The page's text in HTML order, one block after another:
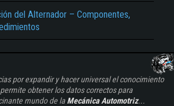
del Alternador – Componentes,
por expandir y hacer universal el conocimiento
obtener los datos correctos para
mundo de la Mecánica Automotriz...